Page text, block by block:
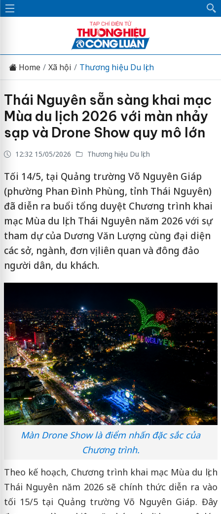
Home Xã hội Thương hiệu Du lịch
Thái Nguyên sẵn sàng khai mạc
Mùa du lịch 2026 với màn nhảy
sạp và Drone Show quy mô lớn
12:32 15/05/2026 Thương hiệu Du lịch
Tối 14/5, tại Quảng trường Võ Nguyên Giáp
(phường Phan Đình Phùng, tỉnh Thái Nguyên)
đã diễn ra buổi tổng duyệt Chương trình khai
mạc Mùa du lịch Thái Nguyên năm 2026 với sự
tham dự của Dương Văn Lượng cùng đại diện
các sở, ngành, đơn vị liên quan và đông đảo
người dân, du khách.
Màn Drone Show là điểm nhấn đặc sắc của
Chương trình.
Theo kế hoạch, Chương trình khai mạc Mùa du lịch
Thái Nguyên năm 2026 sẽ chính thức diễn ra vào
tối 15/5 tại Quảng trường Võ Nguyên Giáp. Đây